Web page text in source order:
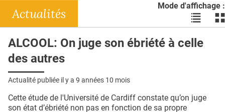
DOSSIERS
RÉSEAUX
E-REVUE SAD
QUI SOMMES-NOUS ?
Mode d'affichage :
Voir
les
en
les
Actualités
ALCOOL: On juge son ébriété à celle
des autres
Actualité publiée il y a 9 années 10 mois
Cette étude de l'Université de Cardiff constate qu’on juge
son état d’ébriété non pas en fonction de sa propre